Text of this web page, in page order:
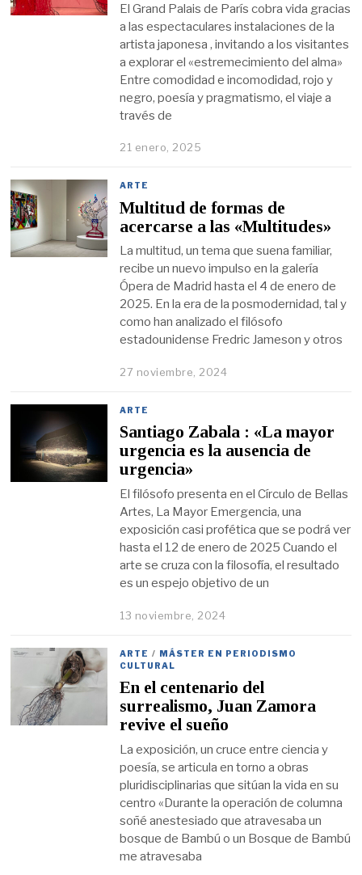
El Grand Palais de París cobra vida gracias
a las espectaculares instalaciones de la
artista japonesa , invitando a los visitantes
a explorar el «estremecimiento del alma»
Entre comodidad e incomodidad, rojo y
negro, poesía y pragmatismo, el viaje a
través de
21 enero, 2025
ARTE
Multitud de formas de
acercarse a las «Multitudes»
La multitud, un tema que suena familiar,
recibe un nuevo impulso en la galería
Ópera de Madrid hasta el 4 de enero de
2025. En la era de la posmodernidad, tal y
como han analizado el filósofo
estadounidense Fredric Jameson y otros
27 noviembre, 2024
ARTE
Santiago Zabala : «La mayor
urgencia es la ausencia de
urgencia»
El filósofo presenta en el Círculo de Bellas
Artes, La Mayor Emergencia, una
exposición casi profética que se podrá ver
hasta el 12 de enero de 2025 Cuando el
arte se cruza con la filosofía, el resultado
es un espejo objetivo de un
13 noviembre, 2024
ARTE / MÁSTER EN PERIODISMO
CULTURAL
En el centenario del
surrealismo, Juan Zamora
revive el sueño
La exposición, un cruce entre ciencia y
poesía, se articula en torno a obras
pluridisciplinarias que sitúan la vida en su
centro «Durante la operación de columna
soñé anestesiado que atravesaba un
bosque de Bambú o un Bosque de Bambú
me atravesaba